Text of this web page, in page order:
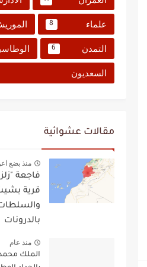
علماء 8
التمدن 6
السعديون
مقالات عشوائية
منذ بضع
فاجعة
قرية
بالدرونات
منذ عام
الملك